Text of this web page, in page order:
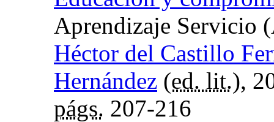
Aprendizaje Servicio
Héctor del Castillo
Hernández (ed. lit.),
págs. 207-216